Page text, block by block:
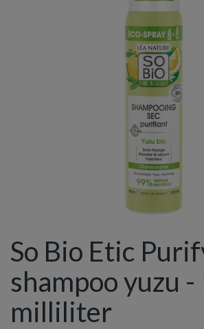
Vul hem met
So Bio Etic
shampoo yuzu -
milliliter